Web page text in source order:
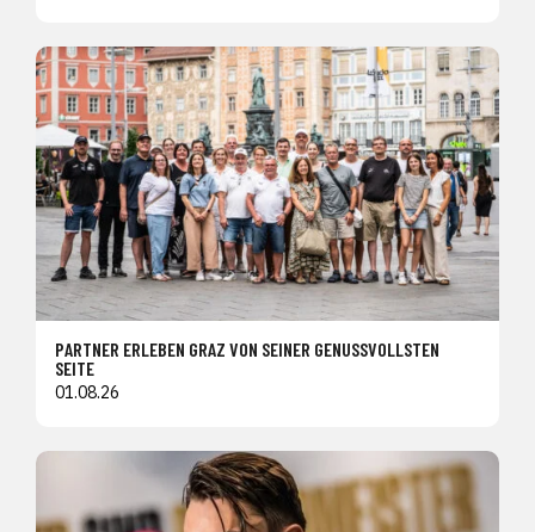
PARTNER ERLEBEN GRAZ VON SEINER GENUSSVOLLSTEN
SEITE
01.08.26